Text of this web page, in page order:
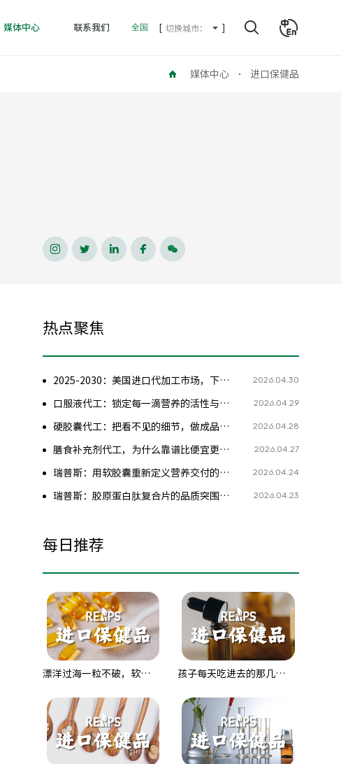
媒体中心 联系我们 全国 切换城市：
媒体中心 进口保健品
热点聚焦
2025-2030：美国进口代加工市场，下一个千亿增量在哪？ 2026.04.30
口服液代工：锁定每一滴营养的活性与安全 2026.04.29
硬胶囊代工：把看不见的细节，做成品牌最硬的底牌 2026.04.28
膳食补充剂代工，为什么靠谱比便宜更重要？ 2026.04.27
瑞普斯：用软胶囊重新定义营养交付的边界 2026.04.24
瑞普斯：胶原蛋白肽复合片的品质突围之道 2026.04.23
每日推荐
漂洋过海一粒不破，软胶囊的跨国大考 孩子每天吃进去的那几滴，误差不能超过头发丝